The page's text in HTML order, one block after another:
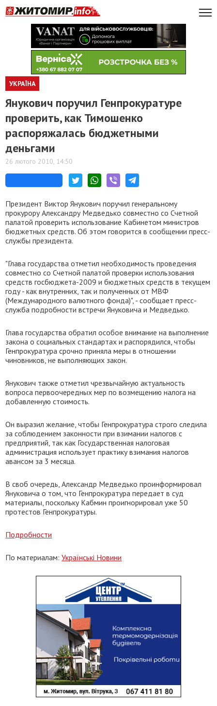
УКРАЇНА
Янукович поручил Генпрокуратуре
проверить, как Тимошенко
распоряжалась бюджетными
деньгами
26 лютого 2010, 14:50
Президент Виктор Янукович поручил генеральному
прокурору Александру Медведько совместно со Счетной
палатой проверить использование Кабинетом министров
бюджетных средств. Об этом говорится в сообщении пресс-
службы президента.
"Глава государства отметил необходимость проведения
совместно со Счетной палатой проверки использования
средств госбюджета-2009 и бюджетных средств в текущем
году - как внутренних, так и полученных от МВФ
(Международного валютного фонда)", - сообщает пресс-
служба подробности встречи Януковича и Медведько.
Глава государства обратил особое внимание на выполнение
закона о социальных стандартах и распорядился, чтобы
Генпрокуратура срочно приняла меры в отношении
чиновников, не выполняющих закон.
Янукович также отметил чрезвычайную актуальность
вопроса первоочередных мер по возмещению налога на
добавленную стоимость.
Он выразил желание, чтобы Генпрокуратура строго следила
за соблюдением законности при взимании налогов с
предприятий, так как Государственная налоговая
администрация использует практику взимания налогов
авансом за 3 месяца.
В своб очередь, Александр Медведько проинформировал
Януковича о том, что Генпрокуратура передает в суд
материалы, поскольку Кабмин проигнорировал уже 50
протестов Генпрокуратуры.
Подробности
По материалам:Українські Новини